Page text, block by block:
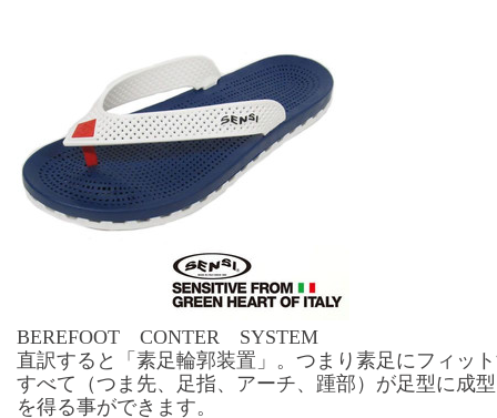
BEREFOOT CONTER SYSTEM
直訳すると「素足輪郭装置」。つまり素足にフィッ
すべて（つま先、足指、アーチ、踵部）が足型に成
を得る事ができます。